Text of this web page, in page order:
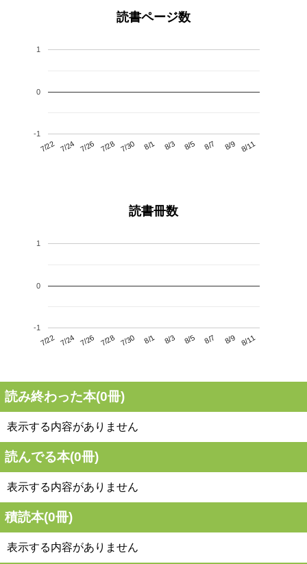
読書ページ数
7/22 7/24 7/26 7/28 7/30 8/1 8/3 8/5 8/7 8/9 8/11
-1
0
1
読書冊数
7/22 7/24 7/26 7/28 7/30 8/1 8/3 8/5 8/7 8/9 8/11
-1
0
1
読み終わった本(0冊)
表示する内容がありません
読んでる本(0冊)
表示する内容がありません
積読本(0冊)
表示する内容がありません